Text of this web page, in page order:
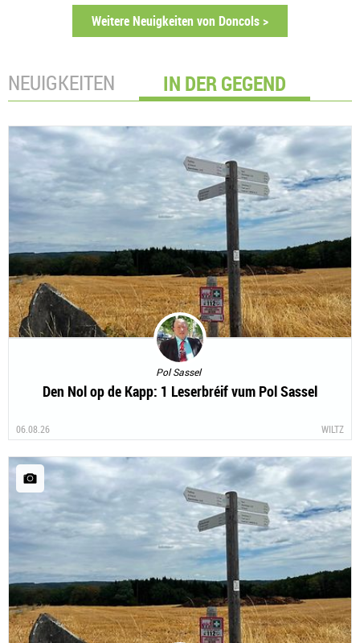
Weitere Neuigkeiten von Doncols >
NEUIGKEITEN IN DER GEGEND
Pol Sassel
Den Nol op de Kapp: 1 Leserbréif vum Pol Sassel
06.08.26 WILTZ